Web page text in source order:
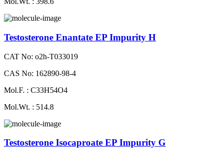
Testosterone Enantate EP Impurity H
CAT No: o2h-T033019
CAS No: 162890-98-4
Mol.F. : C33H54O4
Mol.Wt. : 514.8
Testosterone Isocaproate EP Impurity G